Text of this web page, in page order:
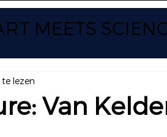
MEETS
Van
lezen